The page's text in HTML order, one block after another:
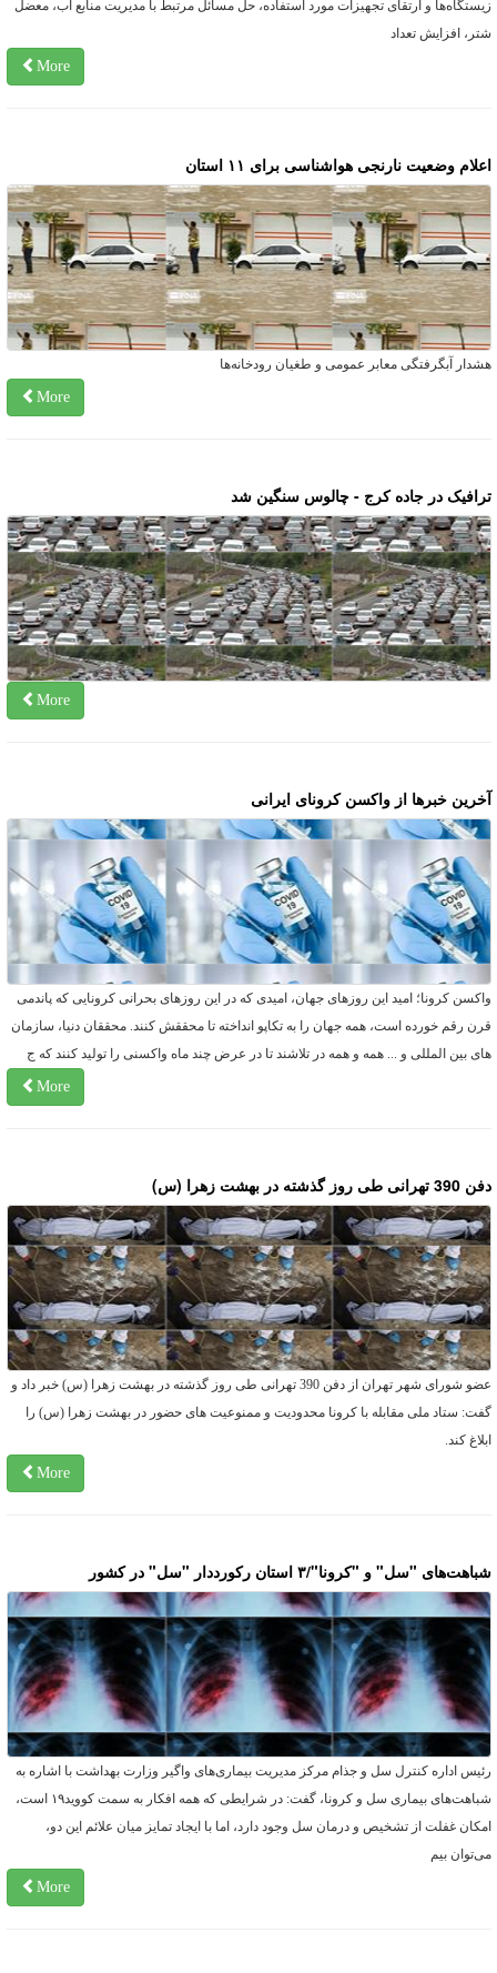
و ارتقای تجهیزات مورد استفاده، حل مسائل مرتبط با مدیریت منابع آب، معضل
افزایش تعداد
More
وضعیت نارنجی هواشناسی برای ۱۱ استان
آبگرفتگی معابر عمومی و طغیان رودخانه‌ها
More
در جاده کرج - چالوس سنگین شد
More
خبرها از واکسن کرونای ایرانی
کرونا؛ امید این روزهای جهان، امیدی که در این روزهای بحرانی کرونایی که پاندمی
رقم خورده است، همه جهان را به تکاپو انداخته تا محققش کنند. محققان دنیا، سازمان
بین المللی و ... همه و همه در تلاشند تا در عرض چند ماه واکسنی را تولید کنند که ج
More
طی روز گذشته در بهشت زهرا (س)
عضو شورای شهر تهران از دفن 390 تهرانی طی روز گذشته در بهشت زهرا (س) خبر داد و
ستاد ملی مقابله با کرونا محدودیت و ممنوعیت های حضور در بهشت زهرا (س) را
کند.
More
"سل" و "کرونا"/۳ استان رکورددار "سل" در کشور
اداره کنترل سل و جذام مرکز مدیریت بیماری‌های واگیر وزارت بهداشت با اشاره به
شباهت‌های بیماری سل و کرونا، گفت: در شرایطی که همه‌ افکار به سمت کووید۱۹ است،
غفلت از تشخیص و درمان سل وجود دارد، اما با ایجاد تمایز میان علائم این دو،
بیم
More